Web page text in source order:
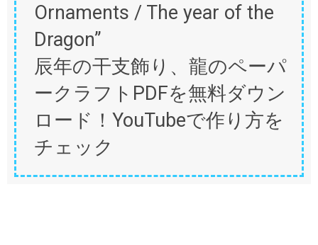
Ornaments / The year of the
Dragon”
辰年の干支飾り、龍のペーパ
ークラフトPDFを無料ダウン
ロード！YouTubeで作り方を
チェック